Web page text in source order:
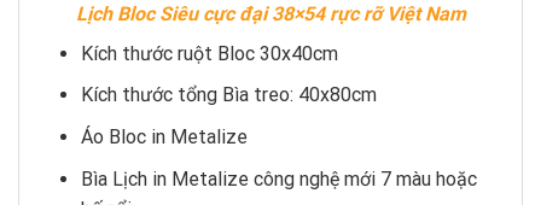
Lịch Bloc Siêu cực đại 38×54 rực rỡ Việt Nam
Kích thước ruột Bloc 30x40cm
Kích thước tổng Bìa treo: 40x80cm
Áo Bloc in Metalize
Bìa Lịch in Metalize công nghệ mới 7 màu hoặc